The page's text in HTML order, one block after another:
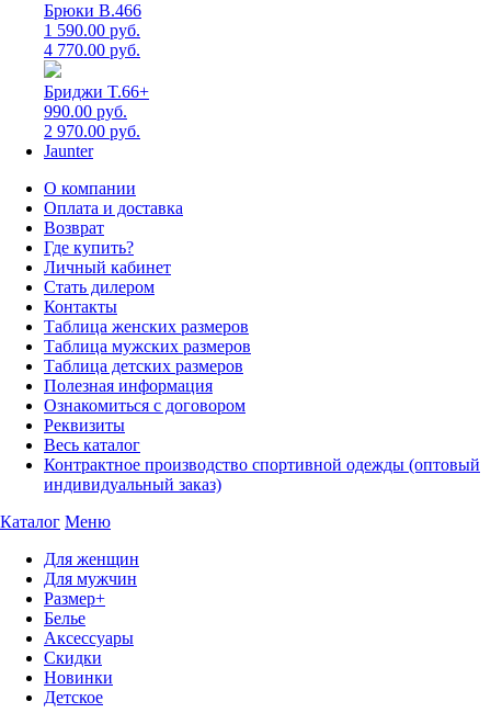
Брюки B.466
1 590.00 руб.
4 770.00 руб.
Бриджи T.66+
990.00 руб.
2 970.00 руб.
Jaunter
О компании
Оплата и доставка
Возврат
Где купить?
Личный кабинет
Стать дилером
Контакты
Таблица женских размеров
Таблица мужских размеров
Таблица детских размеров
Полезная информация
Ознакомиться с договором
Реквизиты
Весь каталог
Контрактное производство спортивной одежды (оптовый
индивидуальный заказ)
Каталог Меню
Для женщин
Для мужчин
Размер+
Белье
Аксессуары
Скидки
Новинки
Детское